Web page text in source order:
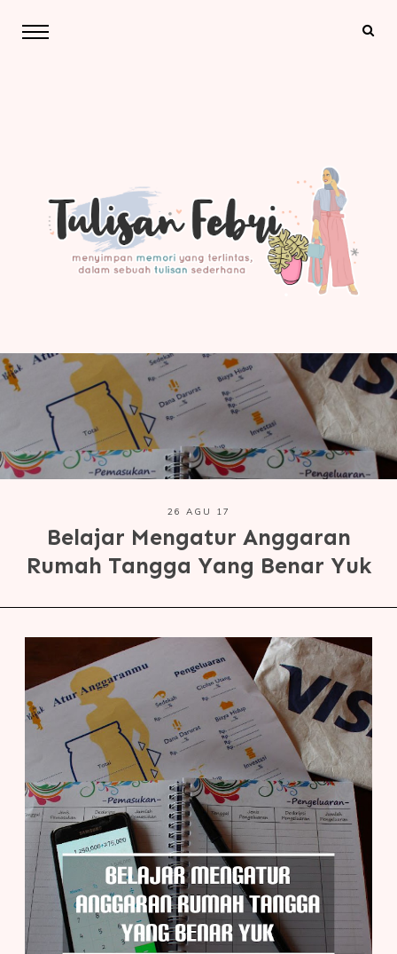
26 AGU 17
Belajar Mengatur Anggaran
Rumah Tangga Yang Benar Yuk